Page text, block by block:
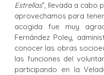
Estrellas”, llevada a cabo
aprovechamos para
acogida fue muy
Fernández Poley,
conocer las obras
las funciones del
participando en la